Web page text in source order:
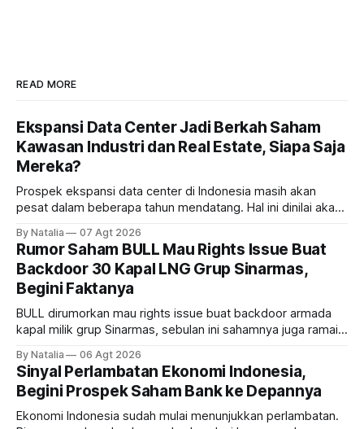
READ MORE
Ekspansi Data Center Jadi Berkah Saham
Kawasan Industri dan Real Estate, Siapa Saja
Mereka?
Prospek ekspansi data center di Indonesia masih akan
pesat dalam beberapa tahun mendatang. Hal ini dinilai akan
estate, ada siapa saja mereka?
By Natalia 07 Agt 2026
Rumor Saham BULL Mau Rights Issue Buat
Backdoor 30 Kapal LNG Grup Sinarmas,
Begini Faktanya
BULL dirumorkan mau rights issue buat backdoor armada
kapal milik grup Sinarmas, sebulan ini sahamnya juga ramai
masih menarik dilirik?
By Natalia 06 Agt 2026
Sinyal Perlambatan Ekonomi Indonesia,
Begini Prospek Saham Bank ke Depannya
Ekonomi Indonesia sudah mulai menunjukkan perlambatan.